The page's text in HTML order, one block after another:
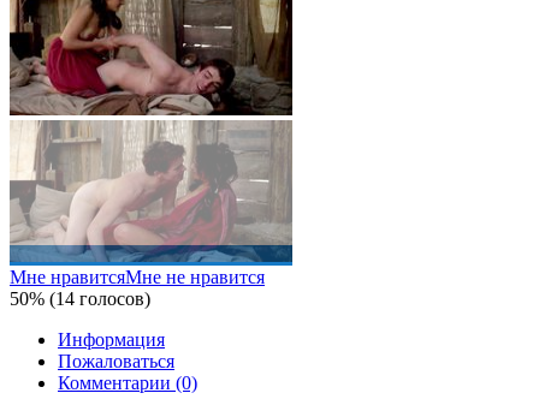
Мне нравитсяМне не нравится
50% (14 голосов)
Информация
Пожаловаться
Комментарии (0)